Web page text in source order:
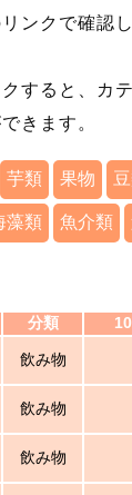
ンクで確認
すると、カ
きます。
芋類 果物
藻類 魚介類
分類
飲み物
飲み物
飲み物